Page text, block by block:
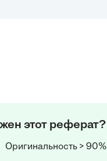
этот реферат?
Оригинальность > 90%